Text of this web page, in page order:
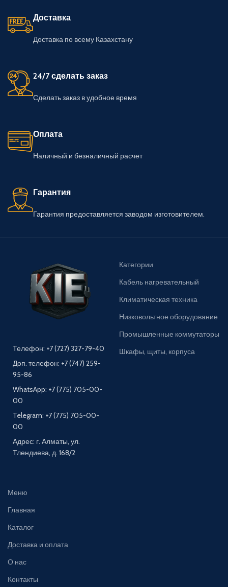
Доставка
Доставка по всему Казахстану
24/7 сделать заказ
Сделать заказ в удобное время
Оплата
Наличный и безналичный расчет
Гарантия
Гарантия предоставляется заводом изготовителем.
Телефон: +7 (727) 327-79-40
Доп. телефон: +7 (747) 259-
95-86
WhatsApp: +7 (775) 705-00-
00
Telegram: +7 (775) 705-00-
00
Адрес: г. Алматы, ул.
Тлендиева, д. 168/2
Категории
Кабель нагревательный
Климатическая техника
Низковольтное оборудование
Промышленные коммутаторы
Шкафы, щиты, корпуса
Меню
Главная
Каталог
Доставка и оплата
О нас
Контакты